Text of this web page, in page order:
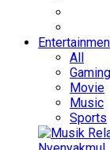
All
Gaming
Movie
Music
Sports